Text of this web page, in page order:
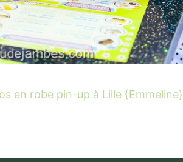
en robe pin-up à Lille {Emmeline}